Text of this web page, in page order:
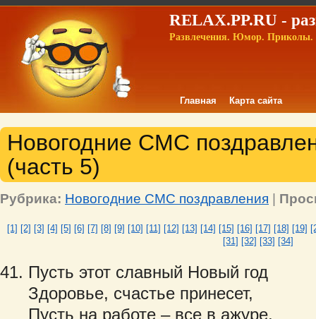
RELAX.PP.RU -
Развлечения. Юмор. Приколы.
Главная Карта сайта
Новогодние СМС
(часть 5)
Рубрика: Новогодние СМС поздравления |
[1] [2] [3] [4] [5] [6] [7] [8] [9] [10] [11] [12] [13] [14] [15] [16] [17] [18] [19]
[31] [32] [33] [34]
Пусть этот славный Новый год
Здоровье, счастье принесет,
Пусть на работе – все в ажуре,